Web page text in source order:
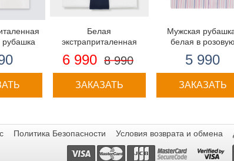
рубашка
Белая
экстраприталенная
под булавку - рукав под
запонку
6 990 8 990
ЗАКАЗАТЬ
Мужская
белая в розовую
полуприталенная
короткий рукав
5 990
ЗАКАЗАТЬ
Политика Безопасности Условия возврата и обмена